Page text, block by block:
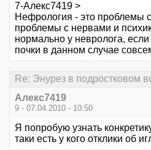
7-Алекс7419 >
Нефрология - это проблемы
проблемы с нервами и
нормально у невролога, если
почки в данном случае
Re: Энурез в подростковом
Алекс7419
9 - 07.04.2010 - 10:50
Я попробую узнать
таки есть у кого отклики об